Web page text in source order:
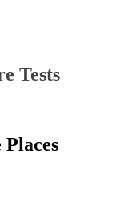
Tests
Places